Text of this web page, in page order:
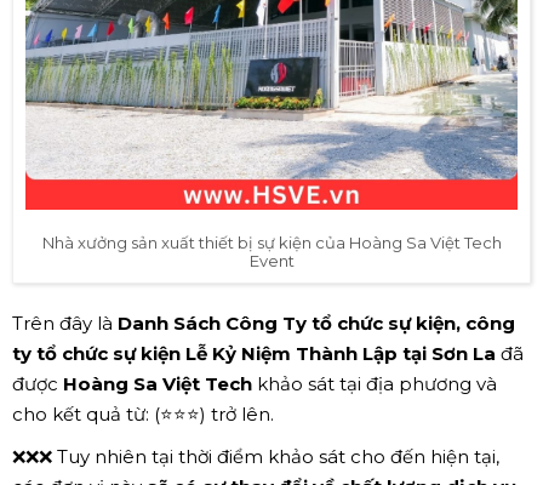
Nhà xưởng sản xuất thiết bị sự kiện của Hoàng Sa Việt Tech
Event
Trên đây là Danh Sách Công Ty tổ chức sự kiện, công
ty tổ chức sự kiện Lễ Kỷ Niệm Thành Lập tại Sơn La đã
được Hoàng Sa Việt Tech khảo sát tại địa phương và
cho kết quả từ: (⭐⭐⭐) trở lên.
❌❌❌ Tuy nhiên tại thời điểm khảo sát cho đến hiện tại,